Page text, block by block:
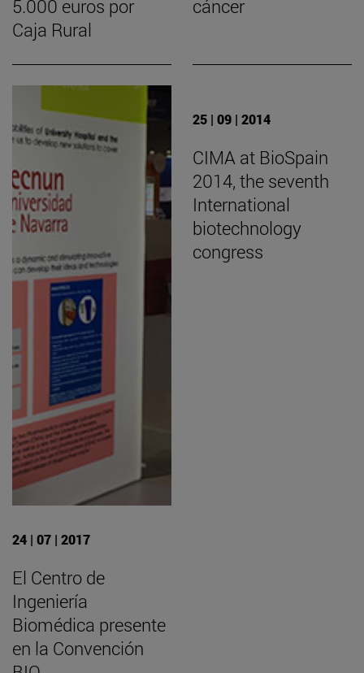
5.000 euros por
Caja Rural
cáncer
24 | 07 | 2017
El Centro de
Ingeniería
Biomédica presente
en la Convención
25 | 09 | 2014
CIMA at BioSpain
2014, the seventh
International
biotechnology
congress